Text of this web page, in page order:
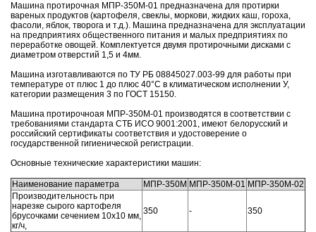
Машина протирочная МПР-350М-01 предназначена для протирки
вареных продуктов (картофеля, свеклы, моркови, жидких каш, гороха,
фасоли, яблок, творога и т.д.). Машина предназначена для эксплуатации
на предприятиях общественного питания и малых предприятиях по
переработке овощей. Комплектуется двумя протирочными дисками с
диаметром отверстий 1,5 и 4мм.
Машина изготавливаются по ТУ РБ 08845027.003-99 для работы при
температуре от плюс 1 до плюс 40°С в климатическом исполнении У,
категории размещения 3 по ГОСТ 15150.
Машина протирочноая МПР-350М-01 производятся в соответствии с
требованиями стандарта СТБ ИСО 9001:2001, имеют белорусский и
российский сертификаты соответствия и удостоверение о
государственной гигиенической регистрации.
Основные технические характеристики машин:
Наименование параметра МПР-350М МПР-350М-01 МПР-350М-02
Производительность при
нарезке сырого картофеля
брусочками сечением 10х10 мм,
кг/ч,
350 - 350